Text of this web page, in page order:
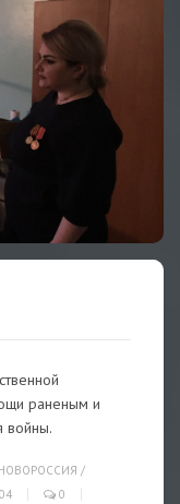
раненым и
войны.
/
0